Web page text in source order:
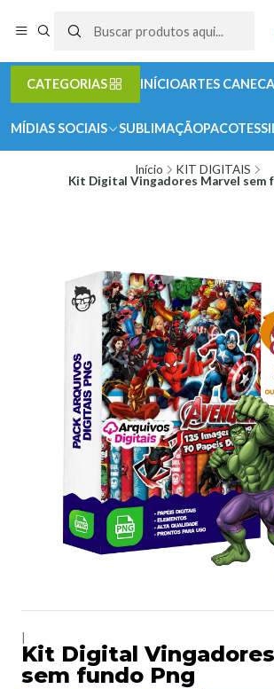
CATEGORIAS INÍCIOARTES
MÍDIAS SOCIAIS SUBLIMAÇÃOPACOTES
Início
KIT DIGITAIS
Kit Digital Vingadores Marvel sem
Kit Digital
sem fundo Png